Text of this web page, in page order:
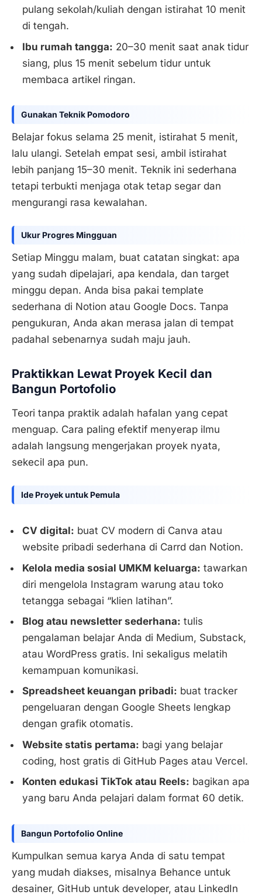
pulang sekolah/kuliah dengan istirahat 10 menit
di tengah.
Ibu rumah tangga: 20–30 menit saat anak tidur
siang, plus 15 menit sebelum tidur untuk
membaca artikel ringan.
Gunakan Teknik Pomodoro
Belajar fokus selama 25 menit, istirahat 5 menit,
lalu ulangi. Setelah empat sesi, ambil istirahat
lebih panjang 15–30 menit. Teknik ini sederhana
tetapi terbukti menjaga otak tetap segar dan
mengurangi rasa kewalahan.
Ukur Progres Mingguan
Setiap Minggu malam, buat catatan singkat: apa
yang sudah dipelajari, apa kendala, dan target
minggu depan. Anda bisa pakai template
sederhana di Notion atau Google Docs. Tanpa
pengukuran, Anda akan merasa jalan di tempat
padahal sebenarnya sudah maju jauh.
Praktikkan Lewat Proyek Kecil dan
Bangun Portofolio
Teori tanpa praktik adalah hafalan yang cepat
menguap. Cara paling efektif menyerap ilmu
adalah langsung mengerjakan proyek nyata,
sekecil apa pun.
Ide Proyek untuk Pemula
CV digital: buat CV modern di Canva atau
website pribadi sederhana di Carrd dan Notion.
Kelola media sosial UMKM keluarga: tawarkan
diri mengelola Instagram warung atau toko
tetangga sebagai “klien latihan”.
Blog atau newsletter sederhana: tulis
pengalaman belajar Anda di Medium, Substack,
atau WordPress gratis. Ini sekaligus melatih
kemampuan komunikasi.
Spreadsheet keuangan pribadi: buat tracker
pengeluaran dengan Google Sheets lengkap
dengan grafik otomatis.
Website statis pertama: bagi yang belajar
coding, host gratis di GitHub Pages atau Vercel.
Konten edukasi TikTok atau Reels: bagikan apa
yang baru Anda pelajari dalam format 60 detik.
Bangun Portofolio Online
Kumpulkan semua karya Anda di satu tempat
yang mudah diakses, misalnya Behance untuk
desainer, GitHub untuk developer, atau LinkedIn